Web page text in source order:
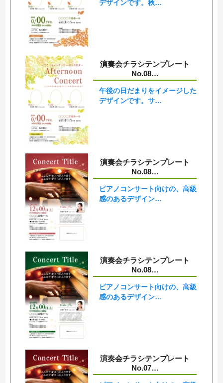
デザインです。秋…
演奏会チラシテンプレート
No.08…
午後の日だまりをイメージした
デザインです。サ…
演奏会チラシテンプレート
No.08…
ピアノコンサート向けの、高級
感のあるデザイン…
演奏会チラシテンプレート
No.08…
ピアノコンサート向けの、高級
感のあるデザイン…
演奏会チラシテンプレート
No.07…